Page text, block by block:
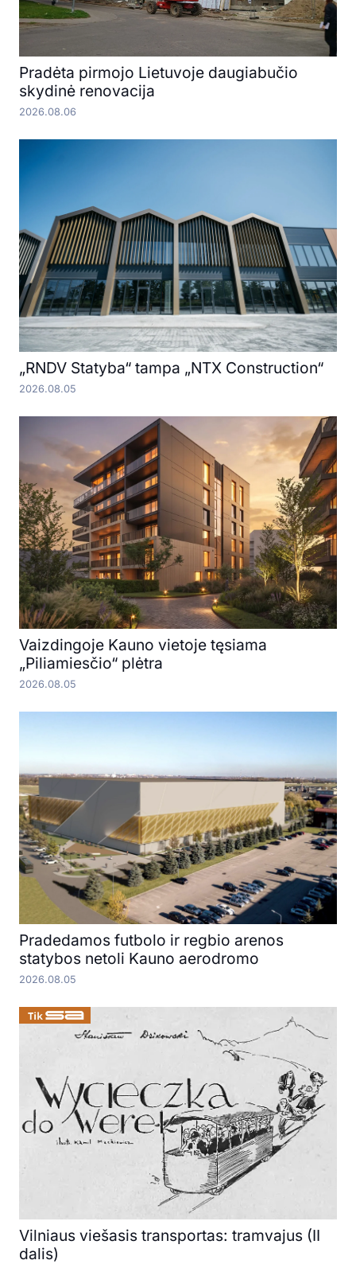
Pradėta pirmojo Lietuvoje daugiabučio
skydinė renovacija
2026.08.06
„RNDV Statyba“ tampa „NTX Construction“
2026.08.05
Vaizdingoje Kauno vietoje tęsiama
„Piliamiesčio“ plėtra
2026.08.05
Pradedamos futbolo ir regbio arenos
statybos netoli Kauno aerodromo
2026.08.05
Vilniaus viešasis transportas: tramvajus (II
dalis)